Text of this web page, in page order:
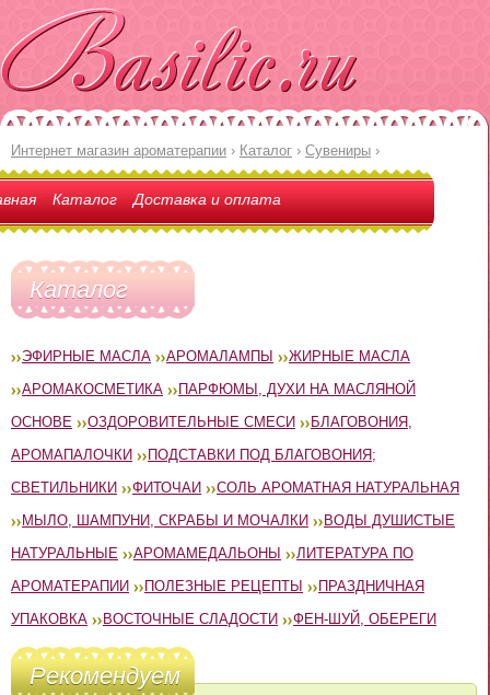
Интернет магазин ароматерапии › Каталог › Сувениры ›
Каталог Доставка и оплата
Каталог
ЭФИРНЫЕ МАСЛА АРОМАЛАМПЫ
ЖИРНЫЕ МАСЛА
АРОМАКОСМЕТИКА
ПАРФЮМЫ, ДУХИ НА МАСЛЯНОЙ
ОСНОВЕ
ОЗДОРОВИТЕЛЬНЫЕ СМЕСИ
БЛАГОВОНИЯ,
АРОМАПАЛОЧКИ
ПОДСТАВКИ ПОД БЛАГОВОНИЯ;
СВЕТИЛЬНИКИ
ФИТОЧАИ
СОЛЬ АРОМАТНАЯ НАТУРАЛЬНАЯ
МЫЛО, ШАМПУНИ, СКРАБЫ И МОЧАЛКИ
ВОДЫ ДУШИСТЫЕ
НАТУРАЛЬНЫЕ
АРОМАМЕДАЛЬОНЫ
ЛИТЕРАТУРА ПО
АРОМАТЕРАПИИ
ПОЛЕЗНЫЕ РЕЦЕПТЫ
ПРАЗДНИЧНАЯ
УПАКОВКА
ВОСТОЧНЫЕ СЛАДОСТИ ФЕН-ШУЙ, ОБЕРЕГИ
Рекомендуем